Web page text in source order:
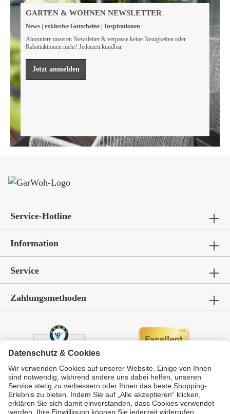
Wir sind FSC® zertifiziert
leisten müssen, um unsere natürlichen Ressourcen zu
bewahren.
Mehr erfahren
GARTEN & WOHNEN NEWSLETTER
News | exklusive Gutscheine | Inspirationen
Abonniere unseren Newsletter & verpasse keine Neuigkeiten oder
Rabattaktionen mehr! Jederzeit kündbar.
Jetzt anmelden
Service-Hotline
Information
Service
Zahlungsmethoden